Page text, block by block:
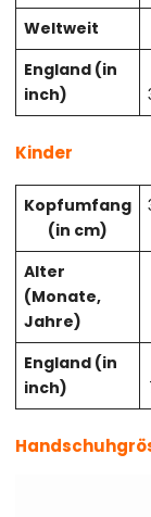
Weltweit
England (in
inch)
Kinder
Kopfumfang
(in cm)
Alter
(Monate,
Jahre)
England (in
inch)